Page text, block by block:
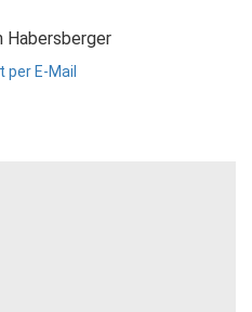
Habersberger
per E-Mail